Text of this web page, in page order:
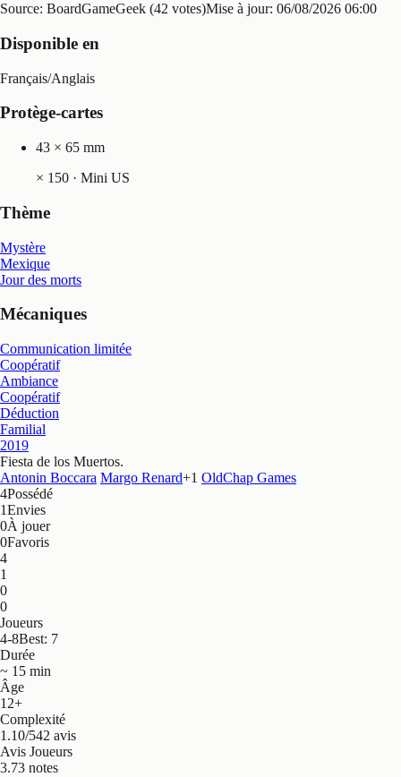
Source: BoardGameGeek (42 votes)Mise à jour: 06/08/2026 06:00
Disponible en
Français/Anglais
Protège-cartes
43 × 65 mm
× 150 · Mini US
Thème
Mystère
Mexique
Jour des morts
Mécaniques
Communication limitée
Coopératif
Ambiance
Coopératif
Déduction
Familial
2019
Fiesta de los Muertos.
Antonin Boccara Margo Renard+1 OldChap Games
4Possédé
1Envies
0À jouer
0Favoris
4
1
0
0
Joueurs
4-8Best: 7
Durée
~ 15 min
Âge
12+
Complexité
1.10/542 avis
Avis Joueurs
3.73 notes